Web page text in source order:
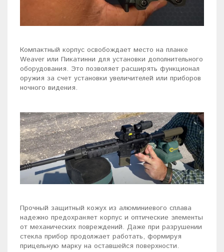
Компактный корпус освобождает место на планке
Weaver или Пикатинни для установки дополнительного
оборудования. Это позволяет расширять функционал
оружия за счет установки увеличителей или приборов
ночного видения.
Прочный защитный кожух из алюминиевого сплава
надежно предохраняет корпус и оптические элементы
от механических повреждений. Даже при разрушении
стекла прибор продолжает работать, формируя
прицельную марку на оставшейся поверхности.